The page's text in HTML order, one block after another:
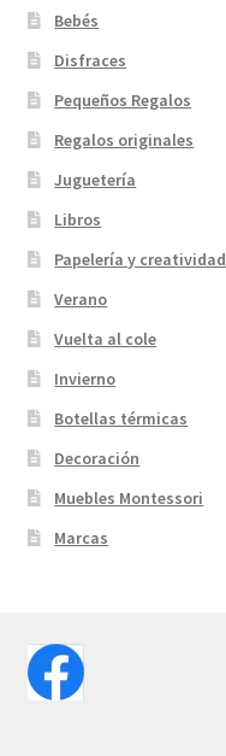
Bebés
Disfraces
Pequeños Regalos
Regalos originales
Juguetería
Libros
Papelería y creatividad
Verano
Vuelta al cole
Invierno
Botellas térmicas
Decoración
Muebles Montessori
Marcas